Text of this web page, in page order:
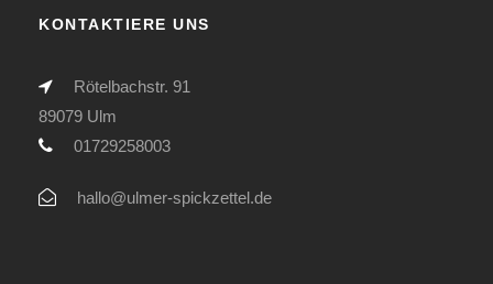
KONTAKTIERE UNS
Rötelbachstr. 91
89079 Ulm
01729258003
hallo@ulmer-spickzettel.de